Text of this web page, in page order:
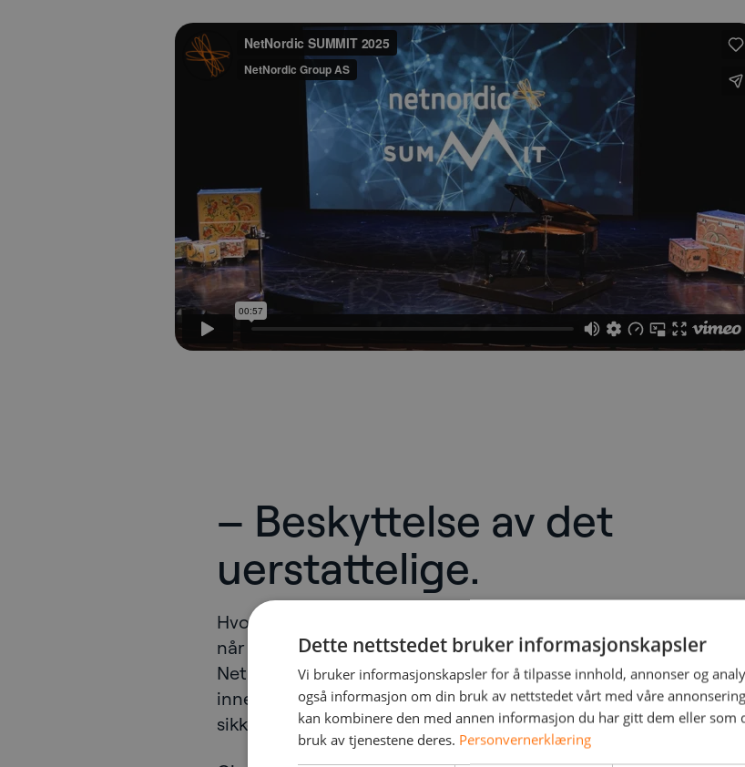
– Beskyttelse av det
uerstattelige.
Hvordan beskytter du det som virkelig betyr noe –
når truslene stadig endrer form og styrke? På
NetNordic Summit samler vi de skarpeste hodene
innen teknologi og digital strategi til en dag der
sikkerhet settes i sentrum.
Dette nettstedet bruker informasjonskapsler
Vi bruker informasjonskapsler for å tilpasse innhold, annonser og
også informasjon om din bruk av nettstedet vårt med våre
kan kombinere den med annen informasjon du har gitt dem eller som
bruk av tjenestene deres. Personvernerklæring